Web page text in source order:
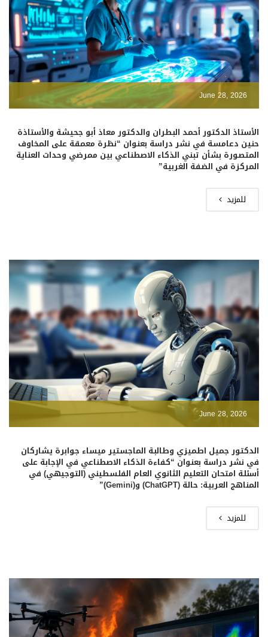
June 28, 2026
الأستاذ الدكتور أحمد البطران والدكتور معاذ أبو جحيشة والأستاذة
حنين دعامسة في نشر دراسة بعنوان “نظرة معمقة على المخاوف
المتصورة بشأن تبني الذكاء الاصطناعي بين ممرضي وحدات العناية
المركزة في الضفة الغربية”
للمزيد
June 28, 2026
الدكتور جميل اطميزي وطالبة الماجستير ميساء جوابرة يشاركان
في نشر دراسة بعنوان “كفاءة الذكاء الاصطناعي في الإجابة على
أسئلة امتحان التعليم الثانوي العام الفلسطيني (التوجيهي) في
المناهج العربية: حالة (ChatGPT) و(Gemini)”
للمزيد